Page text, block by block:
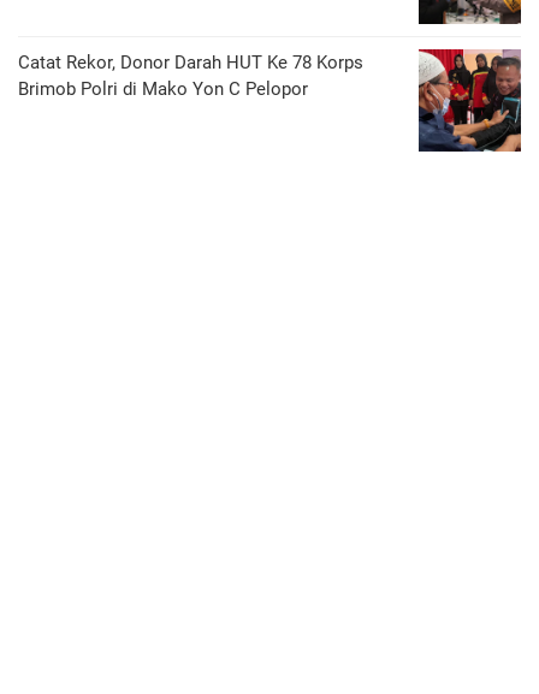
Catat Rekor, Donor Darah HUT Ke 78 Korps
Brimob Polri di Mako Yon C Pelopor